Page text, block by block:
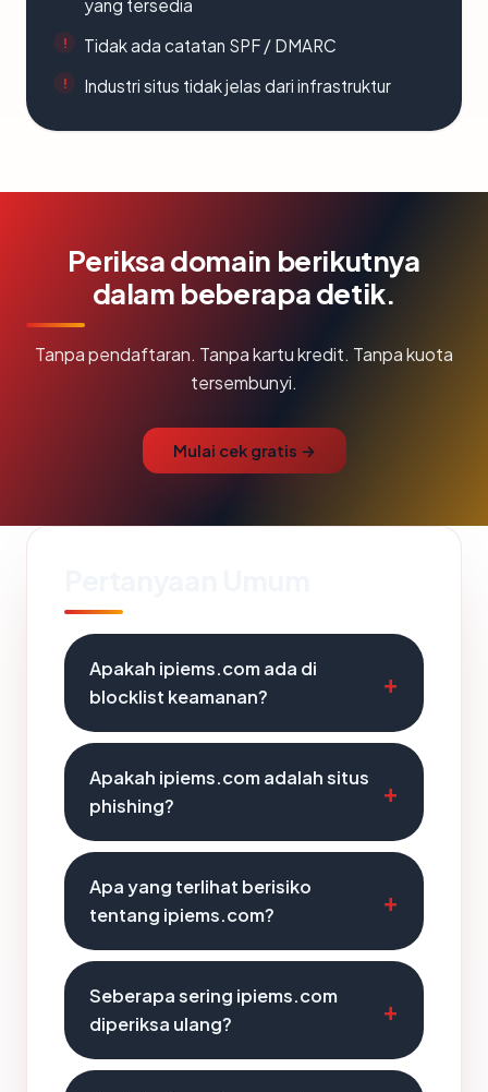
yang tersedia
Tidak ada catatan SPF / DMARC
Industri situs tidak jelas dari infrastruktur
Periksa domain berikutnya
dalam beberapa detik.
Tanpa pendaftaran. Tanpa kartu kredit. Tanpa kuota
tersembunyi.
Mulai cek gratis →
Apakah ipiems.com ada di
blocklist keamanan?
Apakah ipiems.com adalah situs
phishing?
Apa yang terlihat berisiko
tentang ipiems.com?
Seberapa sering ipiems.com
diperiksa ulang?